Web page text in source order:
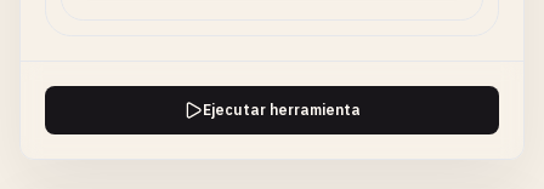
Ejecutar herramienta